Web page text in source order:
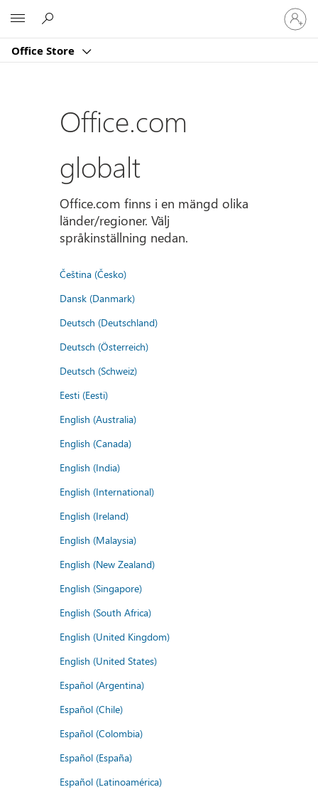
Office Store
Logga
in
på
konto
Office.com
globalt
Office.com finns i en mängd olika
länder/regioner. Välj
språkinställning nedan.
Čeština (Česko)
Dansk (Danmark)
Deutsch (Deutschland)
Deutsch (Österreich)
Deutsch (Schweiz)
Eesti (Eesti)
English (Australia)
English (Canada)
English (India)
English (International)
English (Ireland)
English (Malaysia)
English (New Zealand)
English (Singapore)
English (South Africa)
English (United Kingdom)
English (United States)
Español (Argentina)
Español (Chile)
Español (Colombia)
Español (España)
Español (Latinoamérica)